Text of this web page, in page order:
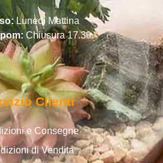
Lunedì Mattina
Chiusura 17.30
Clienti
e Consegne
di Vendita